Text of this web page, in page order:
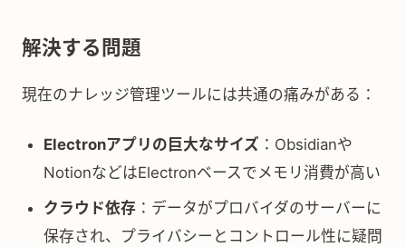
解決する問題
現在のナレッジ管理ツールには共通の痛みがある：
Electronアプリの巨大なサイズ ：Obsidianや
NotionなどはElectronベースでメモリ消費が高い
クラウド依存 ：データがプロバイダのサーバーに
保存され、プライバシーとコントロール性に疑問